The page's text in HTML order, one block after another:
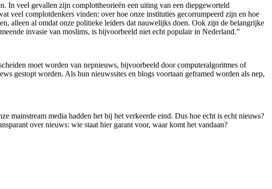
In veel gevallen zijn complottheorieën een uiting van een diepgeworteld
veel complotdenkers vinden: over hoe onze instituties gecorrumpeerd zijn en hoe
alleen al omdat onze politieke leiders dat nauwelijks doen. Ook zijn de belangrijke
invasie van moslims, is bijvoorbeeld niet echt populair in Nederland.”
moet worden van nepnieuws, bijvoorbeeld door computeralgoritmes of
gestopt worden. Als hun nieuwssites en blogs voortaan geframed worden als nep,
mainstream media hadden het bij het verkeerde eind. Dus hoe echt is echt nieuws?
over nieuws: wie staat hier garant voor, waar komt het vandaan?